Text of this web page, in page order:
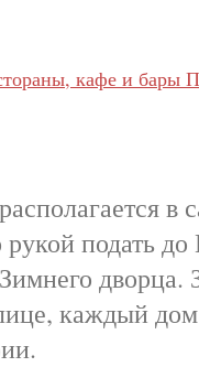
кафе и бары
в
рукой подать
дворца.
каждый